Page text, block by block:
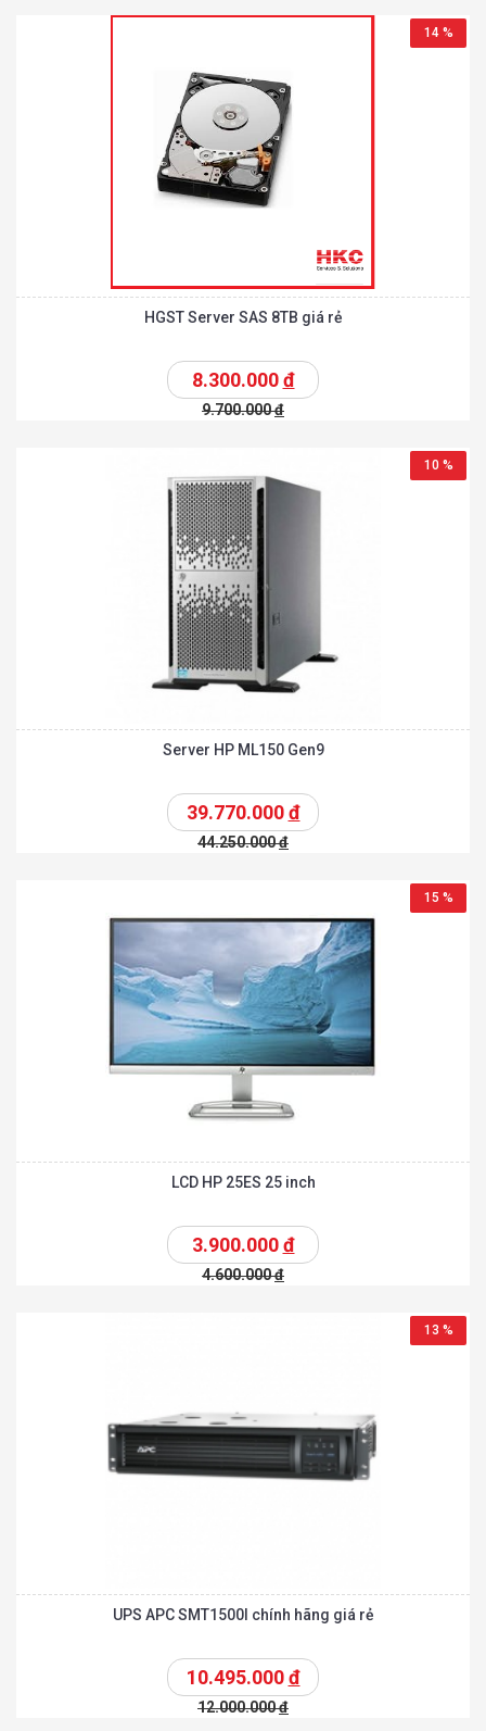
14 %
HGST Server SAS 8TB giá rẻ
8.300.000đ
9.700.000đ
10 %
Server HP ML150 Gen9
39.770.000đ
44.250.000đ
15 %
LCD HP 25ES 25 inch
3.900.000đ
4.600.000đ
13 %
UPS APC SMT1500I chính hãng giá rẻ
10.495.000đ
12.000.000đ